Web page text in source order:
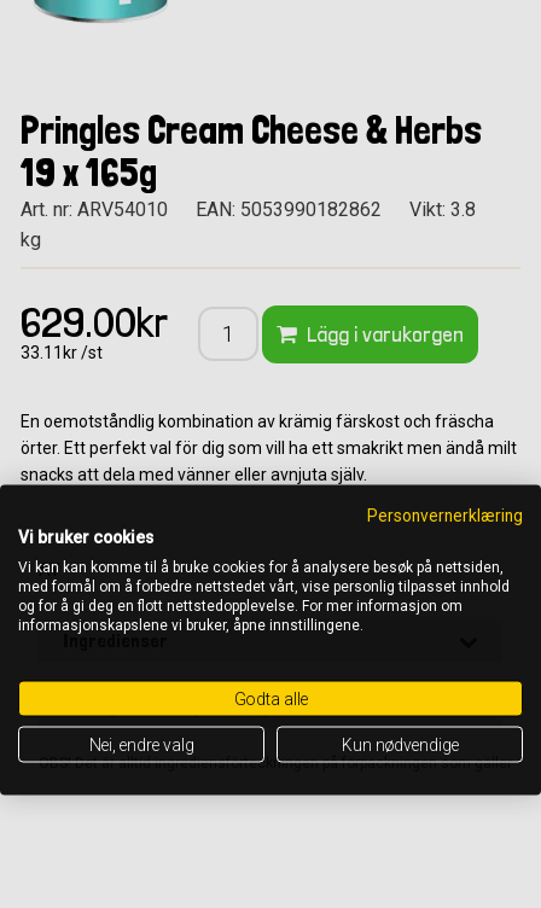
Pringles Cream Cheese & Herbs
19 x 165g
Art. nr: ARV54010 EAN: 5053990182862
Vikt: 3.8
kg
629.00kr
33.11kr /st
Lägg i varukorgen
En oemotståndlig kombination av krämig färskost och fräscha
örter. Ett perfekt val för dig som vill ha ett smakrikt men ändå milt
snacks att dela med vänner eller avnjuta själv.
,
AY
Ingredienser
Näringsinnehåll per 100 g
OBS! Det är alltid ingrediensförteckningen på förpackningen som gäller
Personvernerklæring
Vi bruker cookies
Vi kan kan komme til å bruke cookies for å analysere besøk på nettsiden,
med formål om å forbedre nettstedet vårt, vise personlig tilpasset innhold
og for å gi deg en flott nettstedopplevelse. For mer informasjon om
informasjonskapslene vi bruker, åpne innstillingene.
Godta alle
Nei, endre valg Kun nødvendige